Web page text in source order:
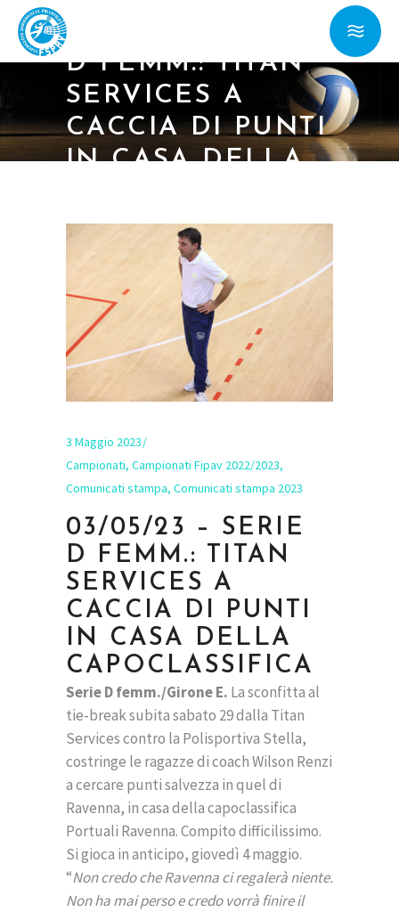
03/05/23 – SERIE
D FEMM.: TITAN
SERVICES A
CACCIA DI PUNTI
IN CASA DELLA
3 Maggio 2023
Campionati, Campionati Fipav 2022/2023,
Comunicati stampa, Comunicati stampa 2023
03/05/23 – SERIE
D FEMM.: TITAN
SERVICES A
CACCIA DI PUNTI
IN CASA DELLA
CAPOCLASSIFICA
Serie D femm./Girone E. La sconfitta al
tie-break subita sabato 29 dalla Titan
Services contro la Polisportiva Stella,
costringe le ragazze di coach Wilson Renzi
a cercare punti salvezza in quel di
Ravenna, in casa della capoclassifica
Portuali Ravenna. Compito difficilissimo.
Si gioca in anticipo, giovedì 4 maggio.
“Non credo che Ravenna ci regalerà niente.
Non ha mai perso e credo vorrà finire il